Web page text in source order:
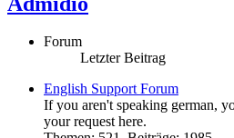
Forum
Letzter Beitrag
English Support Forum
If you aren't speaking german,
your request here.